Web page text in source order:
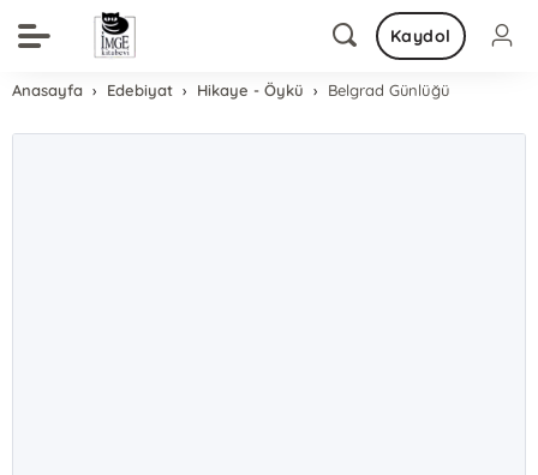
Kaydol
Anasayfa Edebiyat Hikaye - Öykü Belgrad Günlüğü